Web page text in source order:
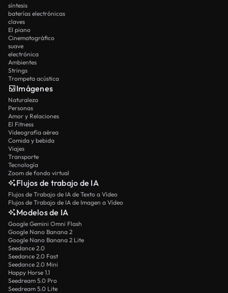
síntesis
baterías electrónicas
claves
El piano
Cinematográfico
suave
electrónica
Ambientes
Strings
Trompeta acústica
Imágenes
Naturaleza
Personas
Amor y Relaciones
El Fitness
Videografía aérea
Comida y bebida
Viajes
Transporte
Tecnología
Zoom de fondo virtual
Flujos de trabajo de IA
Flujos de Trabajo de IA de Texto a Vídeo
Flujos de Trabajo de IA de Imagen a Vídeo
Modelos de IA
Google Gemini Omni Flash
Google Nano Banana 2
Google Nano Banana 2 Lite
Seedance 2.0
Seedance 2.0 Fast
Seedance 2.0 Mini
Happy Horse 1.1
Seedream 5.0 Pro
Seedream 5.0 Lite